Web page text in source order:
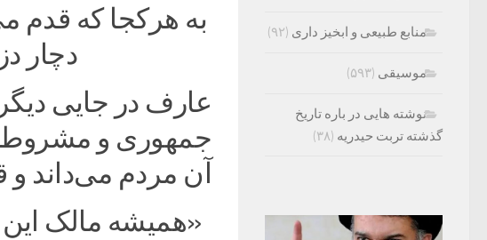
به هرکجا که
دچار
عارف در جایی
جمهوری و مشروطه
آن مردم می‌داند
«همیشه
منابع طبیعی و ابخیز داری (۹۲)
موسیقی (۵۹۳)
نوشته هایی در باره تاریخ
گذشته تربت حیدریه (۳۸)